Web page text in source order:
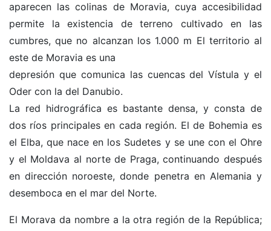
aparecen las colinas de Moravia, cuya accesibilidad
permite la existencia de terreno cultivado en las
cumbres, que no alcanzan los 1.000 m El territorio al
este de Moravia es una
depresión que comunica las cuencas del Vístula y el
Oder con la del Danubio.
La red hidrográfica es bastante densa, y consta de
dos ríos principales en cada región. El de Bohemia es
el Elba, que nace en los Sudetes y se une con el Ohre
y el Moldava al norte de Praga, continuando después
en dirección noroeste, donde penetra en Alemania y
desemboca en el mar del Norte.
El Morava da nombre a la otra región de la República;